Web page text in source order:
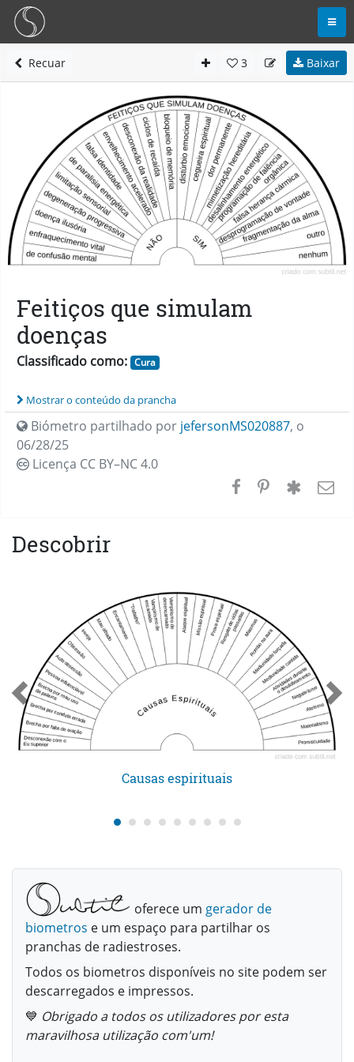
Recuar 3 Baixar
Feitiços que simulam
doenças
Classificado como: Cura
Mostrar o conteúdo da prancha
Biómetro partilhado por jefersonMS020887, o
06/28/25
Licença CC BY–NC 4.0
Descobrir
Causas espirituais
oferece um gerador de
biometros e um espaço para partilhar os
pranchas de radiestroses.
Todos os biometros disponíveis no site podem ser
descarregados e impressos.
💙 Obrigado a todos os utilizadores por esta
maravilhosa utilização com'um!